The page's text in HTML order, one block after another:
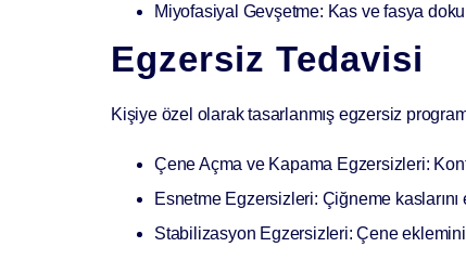
Miyofasiyal Gevşetme: Kas ve fasya
Egzersiz Tedavisi
Kişiye özel olarak tasarlanmış egzersiz
Çene Açma ve Kapama Egzersizleri:
Esnetme Egzersizleri: Çiğneme
Stabilizasyon Egzersizleri: Çene